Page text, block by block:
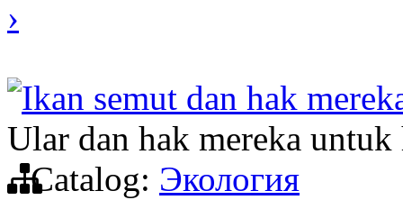
›
Ikan semut dan hak
Ular dan hak mereka
Catalog: Экология